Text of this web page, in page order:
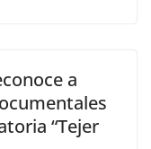
a
“Tejer